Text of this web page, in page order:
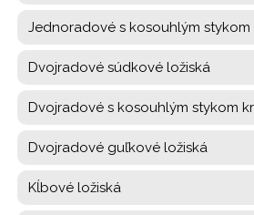
Jednoradové s kosouhlým stykom
Dvojradové súdkové ložiská
Dvojradové s kosouhlým stykom
Dvojradové guľkové ložiská
Kĺbové ložiská